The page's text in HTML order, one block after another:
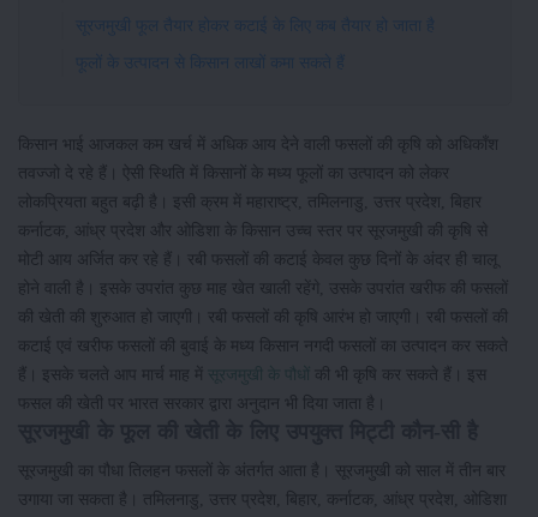
सूरजमुखी फूल तैयार होकर कटाई के लिए कब तैयार हो जाता है
फूलों के उत्पादन से किसान लाखों कमा सकते हैं
किसान भाई आजकल कम खर्च में अधिक आय देने वाली फसलों की कृषि को अधिकाँश
तवज्जो दे रहे हैं। ऐसी स्थिति में किसानों के मध्य फूलों का उत्पादन को लेकर
लोकप्रियता बहुत बढ़ी है। इसी क्रम में महाराष्ट्र, तमिलनाडु, उत्तर प्रदेश, बिहार
कर्नाटक, आंध्र प्रदेश और ओडिशा के किसान उच्च स्तर पर सूरजमुखी की कृषि से
मोटी आय अर्जित कर रहे हैं। रबी फसलों की कटाई केवल कुछ दिनों के अंदर ही चालू
होने वाली है। इसके उपरांत कुछ माह खेत खाली रहेंगे, उसके उपरांत खरीफ की फसलों
की खेती की शुरुआत हो जाएगी। रबी फसलों की कृषि आरंभ हो जाएगी। रबी फसलों की
कटाई एवं खरीफ फसलों की बुवाई के मध्य किसान नगदी फसलों का उत्पादन कर सकते
हैं। इसके चलते आप मार्च माह में
सूरजमुखी के पौधों
की भी कृषि कर सकते हैं। इस
फसल की खेती पर भारत सरकार द्वारा अनुदान भी दिया जाता है।
सूरजमुखी का पौधा तिलहन फसलों के अंतर्गत आता है। सूरजमुखी को साल में तीन बार
उगाया जा सकता है। तमिलनाडु, उत्तर प्रदेश, बिहार, कर्नाटक, आंध्र प्रदेश, ओडिशा